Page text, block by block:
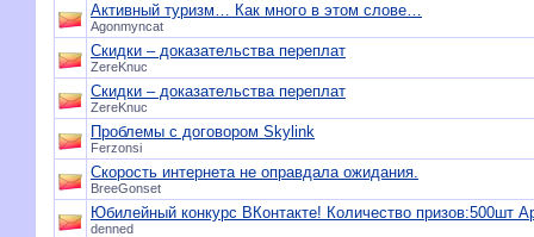
Активный туризм… Как много в этом слове…
Agonmyncat
Скидки – доказательства переплат
ZereKnuc
Скидки – доказательства переплат
ZereKnuc
Проблемы с договором Skylink
Ferzonsi
Скорость интернета не оправдала ожидания.
BreeGonset
Юбилейный конкурс ВКонтакте! Количество призов:500шт
denned